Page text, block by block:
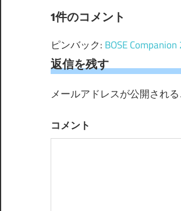
ビ
ゲ
ー
シ
ン
1件のコメント
ピンバック: BOSE
返信を残す
メールアドレスが公開される
コメント